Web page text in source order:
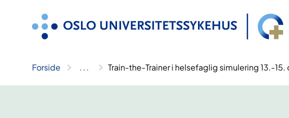
Forside .. . Train-the-Trainer i helsefaglig simulering 13.-